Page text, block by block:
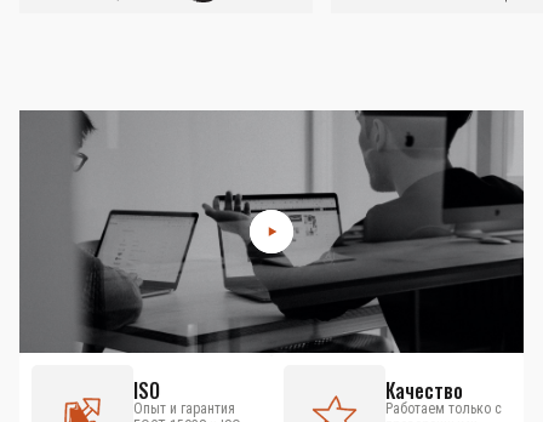
ISO
Опыт и гарантия
Качество
Работаем только с